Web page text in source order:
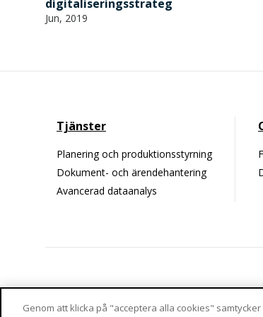
digitaliseringsstrateg
Jun, 2019
Tjänster
Planering och produktionsstyrning
Dokument- och ärendehantering
Avancerad dataanalys
113 22 Stockholm
972 36
Genom att klicka på "acceptera alla cookies"